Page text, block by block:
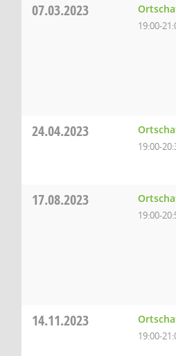
07.03.2023
19:00-
24.04.2023
19:00-
17.08.2023
19:00-
14.11.2023
19:00-